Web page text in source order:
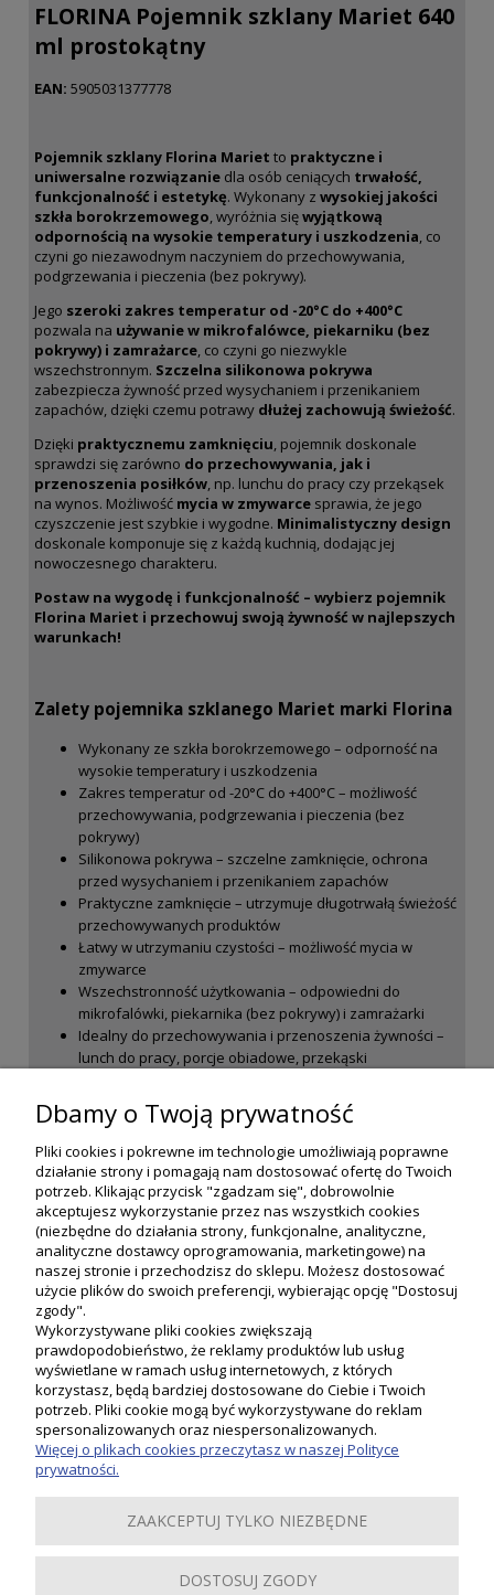
FLORINA Pojemnik szklany Mariet 640
ml prostokątny
EAN: 5905031377778
Pojemnik szklany Florina Mariet to praktyczne i
uniwersalne rozwiązanie dla osób ceniących trwałość,
funkcjonalność i estetykę. Wykonany z wysokiej jakości
szkła borokrzemowego, wyróżnia sięwyjątkową
odpornością na wysokie temperatury i uszkodzenia, co
czyni go niezawodnym naczyniem do przechowywania,
podgrzewania i pieczenia (bez pokrywy).
Jego szeroki zakres temperatur od -20°C do +400°C
pozwala na używanie w mikrofalówce, piekarniku (bez
pokrywy) i zamrażarce, co czyni go niezwykle
wszechstronnym. Szczelna silikonowa pokrywa
zabezpiecza żywność przed wysychaniem i przenikaniem
zapachów, dzięki czemu potrawy dłużej zachowują świeżość.
Dzięki praktycznemu zamknięciu, pojemnik doskonale
sprawdzi się zarówno do przechowywania, jak i
przenoszenia posiłków, np. lunchu do pracy czy przekąsek
na wynos. Możliwość mycia w zmywarce sprawia, że jego
czyszczenie jest szybkie i wygodne. Minimalistyczny design
doskonale komponuje się z każdą kuchnią, dodając jej
nowoczesnego charakteru.
Postaw na wygodę i funkcjonalność – wybierz pojemnik
Florina Mariet i przechowuj swoją żywność w najlepszych
warunkach!
Zalety pojemnika szklanego Mariet marki Florina
Wykonany ze szkła borokrzemowego – odporność na
wysokie temperatury i uszkodzenia
Zakres temperatur od -20°C do +400°C – możliwość
przechowywania, podgrzewania i pieczenia (bez
pokrywy)
Silikonowa pokrywa – szczelne zamknięcie, ochrona
przed wysychaniem i przenikaniem zapachów
Praktyczne zamknięcie – utrzymuje długotrwałą świeżość
przechowywanych produktów
Łatwy w utrzymaniu czystości – możliwość mycia w
zmywarce
Wszechstronność użytkowania – odpowiedni do
mikrofalówki, piekarnika (bez pokrywy) i zamrażarki
Idealny do przechowywania i przenoszenia żywności –
lunch do pracy, porcje obiadowe, przekąski
Moje konto
Informacje
Dbamy o Twoją prywatność
Pliki cookies i pokrewne im technologie umożliwiają poprawne
działanie strony i pomagają nam dostosować ofertę do Twoich
potrzeb. Klikając przycisk "zgadzam się", dobrowolnie
akceptujesz wykorzystanie przez nas wszystkich cookies
(niezbędne do działania strony, funkcjonalne, analityczne,
analityczne dostawcy oprogramowania, marketingowe) na
naszej stronie i przechodzisz do sklepu. Możesz dostosować
użycie plików do swoich preferencji, wybierając opcję "Dostosuj
zgody".
Wykorzystywane pliki cookies zwiększają
prawdopodobieństwo, że reklamy produktów lub usług
wyświetlane w ramach usług internetowych, z których
korzystasz, będą bardziej dostosowane do Ciebie i Twoich
potrzeb. Pliki cookie mogą być wykorzystywane do reklam
spersonalizowanych oraz niespersonalizowanych.
Więcej o plikach cookies przeczytasz w naszej Polityce
prywatności.
ZAAKCEPTUJ TYLKO NIEZBĘDNE
DOSTOSUJ ZGODY